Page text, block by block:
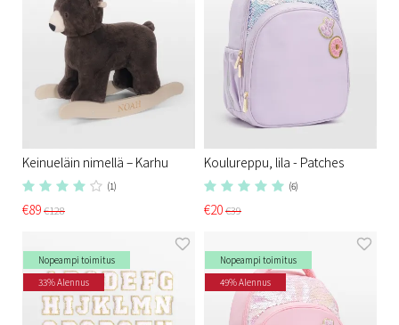
Keinueläin nimellä – Karhu
(1)
€89€128
Koulureppu, lila - Patches
(6)
€20€39
Nopeampi toimitus
33% Alennus
Nopeampi toimitus
49% Alennus